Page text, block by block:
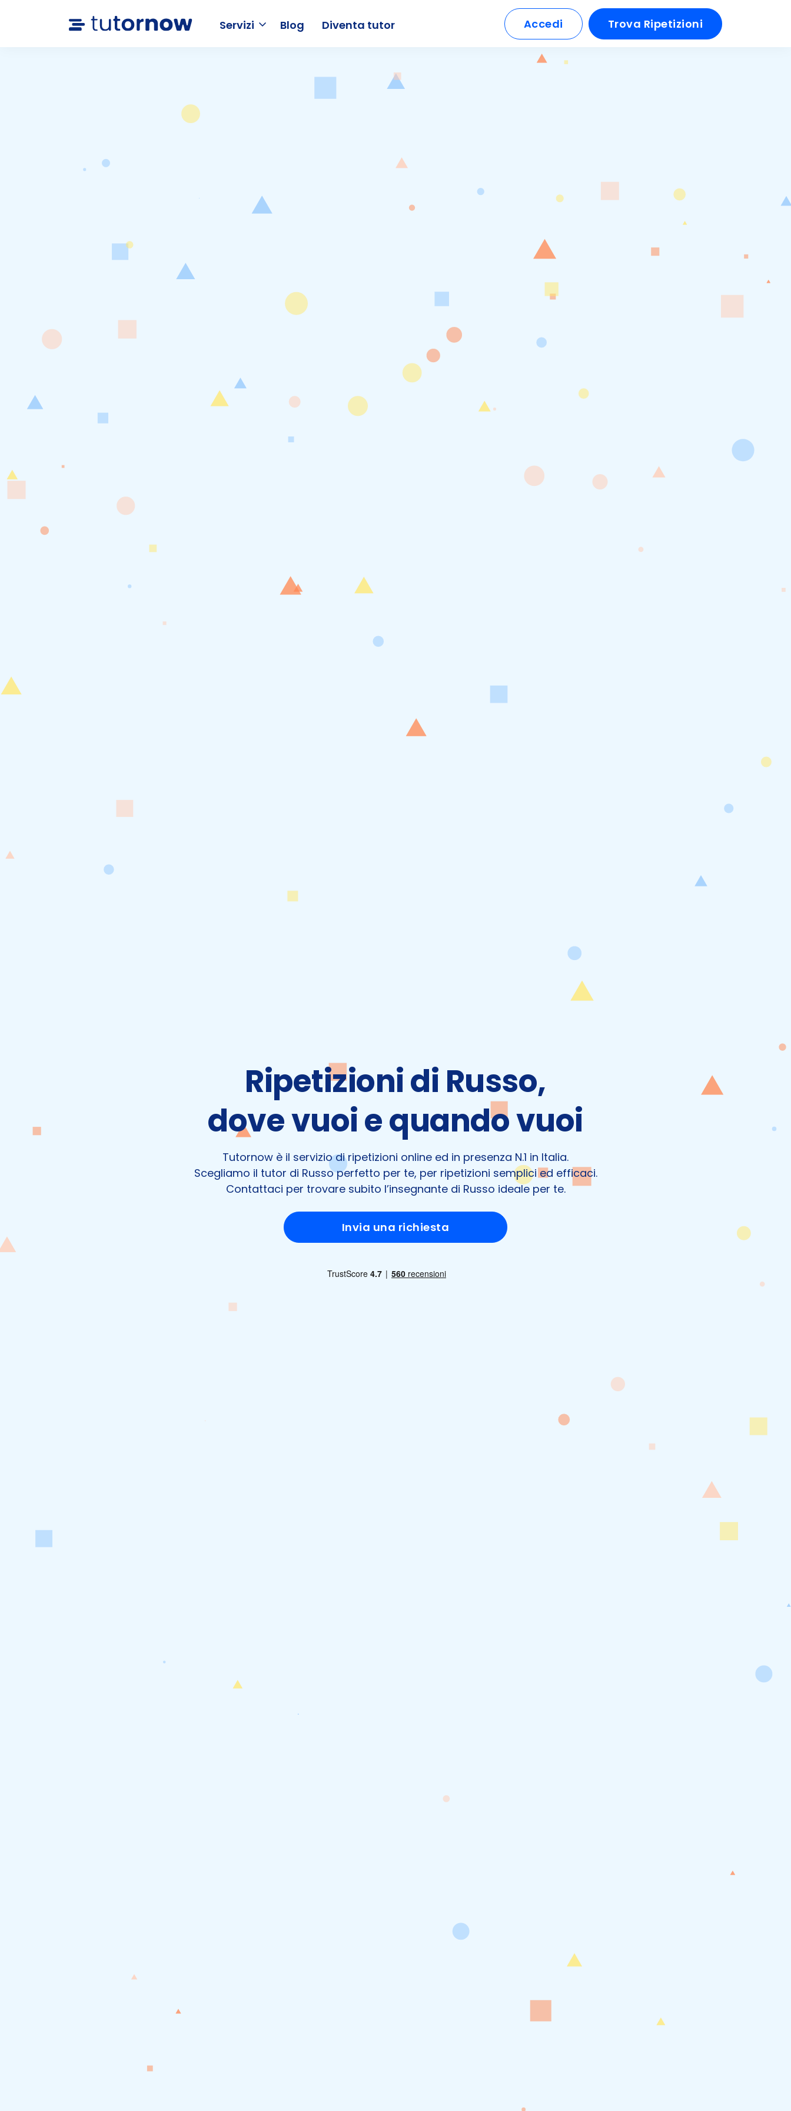
Servizi Blog Diventa tutor Accedi Trova Ripetizioni
Ripetizioni di Russo,
dove vuoi e quando vuoi
Tutornow è il servizio di ripetizioni online ed in presenza N.1 in Italia.
Scegliamo il tutor di Russo perfetto per te, per ripetizioni semplici ed efficaci.
Contattaci per trovare subito l’insegnante di Russo ideale per te.
Invia una richiesta